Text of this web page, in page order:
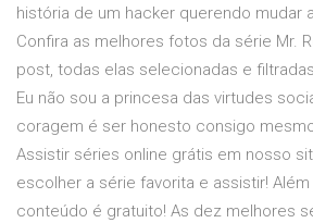
história de um hacker querendo mudar
Confira as melhores fotos da série Mr.
post, todas elas selecionadas e
Eu não sou a princesa das virtudes
coragem é ser honesto consigo
Assistir séries online grátis em nosso
escolher a série favorita e assistir!
conteúdo é gratuito! As dez melhores